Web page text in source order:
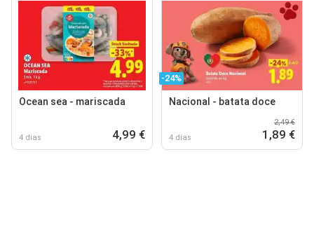
Ocean sea - mariscada
4 dias 4,99 €
-24%
Nacional - batata doce
4 dias
2,49 €
1,89 €